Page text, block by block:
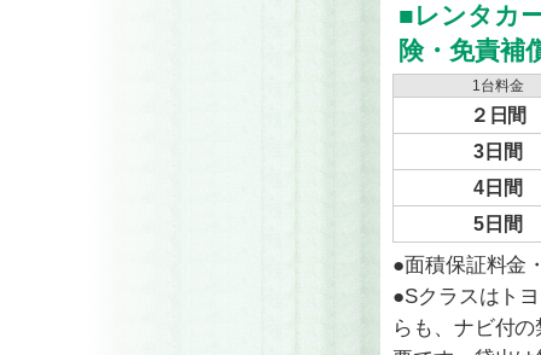
■レンタカ
険・免責補
1台料金
２日間
3日間
4日間
5日間
●面積保証料金
●Sクラスはト
らも、ナビ付